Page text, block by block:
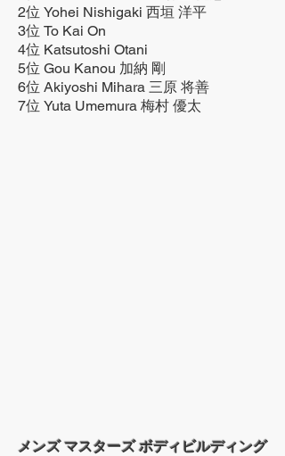
2位 Yohei Nishigaki 西垣 洋平
3位 To Kai On
4位 Katsutoshi Otani
5位 Gou Kanou 加納 剛
6位 Akiyoshi Mihara 三原 将善
7位 Yuta Umemura 梅村 優太
メンズ マスターズ ボディビルディング